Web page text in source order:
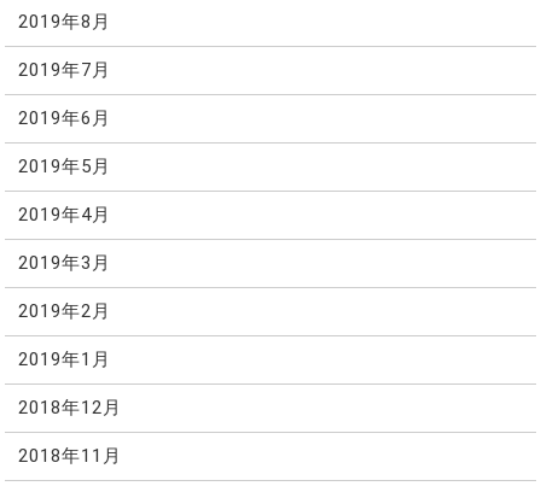
2019年8月
2019年7月
2019年6月
2019年5月
2019年4月
2019年3月
2019年2月
2019年1月
2018年12月
2018年11月